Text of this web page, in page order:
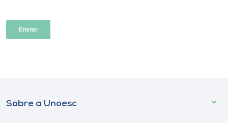
Sobre a Unoesc